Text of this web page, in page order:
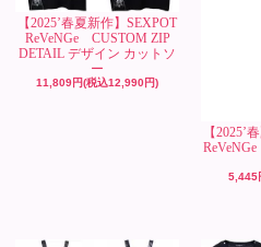
【2025’春夏新作】SEXPOT
ReVeNGe CUSTOM ZIP
DETAIL デザイン カットソ
ー
11,809円(税込12,990円)
【2025’
5,445